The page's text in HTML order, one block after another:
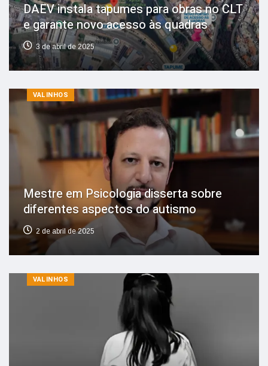
DAEV instala tapumes para obras no CLT
e garante novo acesso às quadras
3 de abril de 2025
VALINHOS
Mestre em Psicologia disserta sobre
diferentes aspectos do autismo
2 de abril de 2025
VALINHOS